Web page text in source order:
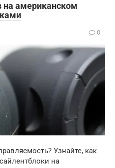
на американском
0
Узнайте, как
на